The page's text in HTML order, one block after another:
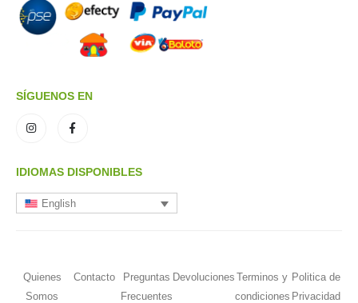
SÍGUENOS EN
IDIOMAS DISPONIBLES
English
Quienes
Somos
Contacto
Preguntas
Frecuentes
Devoluciones Terminos y
condiciones
Politica de
Privacidad